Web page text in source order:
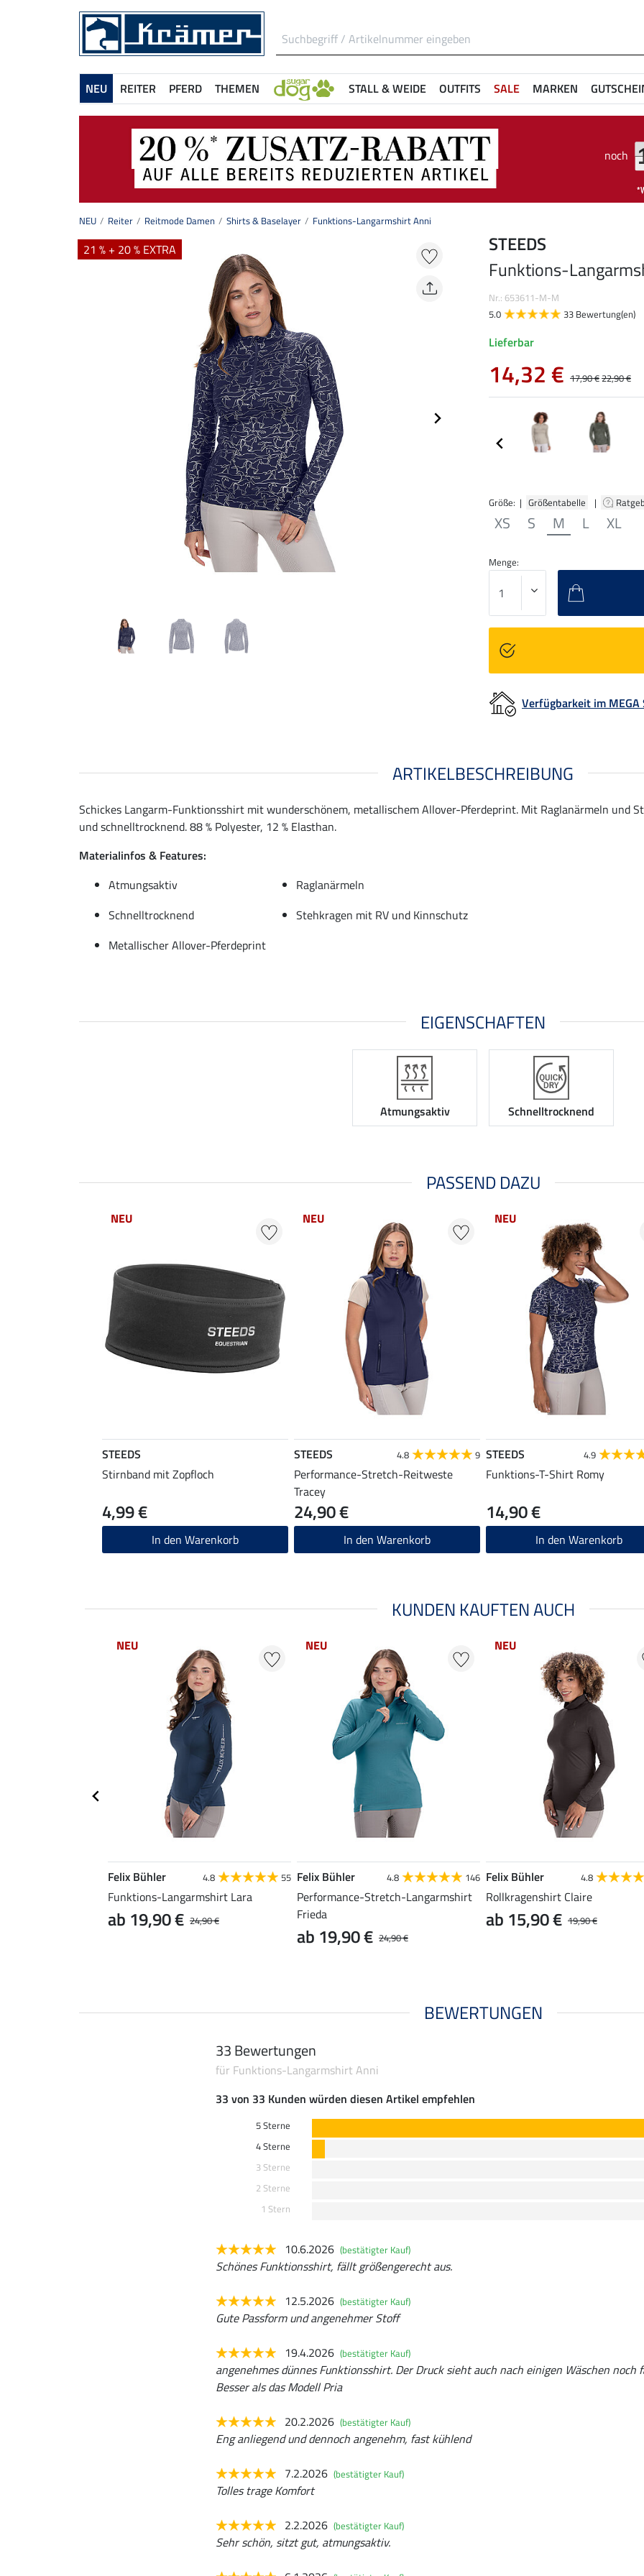
NEU REITER PFERD THEMEN STALL & WEIDE OUTFITS SALE MARKEN
noch
NEU Reiter Reitmode Damen Shirts & Baselayer Funktions-Langarmshirt Anni
21 % + 20 % EXTRA
Größe: | Größentabelle |
XS S M L XL
STEEDS
Funktions-
Nr.: 653611-M-M
5.0
33 Bewertung(en)
Lieferbar
14,32 € 17,90 €22,90 €
Menge:
Verfügbarkeit im MEGA
ARTIKELBESCHREIBUNG
Schickes Langarm-Funktionsshirt mit wunderschönem, metallischem Allover-Pferdeprint. Mit Raglanärmeln und
und schnelltrocknend. 88 % Polyester, 12 % Elasthan.
Materialinfos & Features:
Atmungsaktiv
Raglanärmeln
Schnelltrocknend
Stehkragen mit RV und Kinnschutz
Metallischer Allover-Pferdeprint
EIGENSCHAFTEN
Atmungsaktiv Schnelltrocknend
PASSEND DAZU
NEU
STEEDS
Stirnband mit Zopfloch
4,99 €
In den Warenkorb
NEU
STEEDS 4.8 9
Performance-Stretch-Reitweste
Tracey
24,90 €
In den Warenkorb
NEU
STEEDS 4.9
Funktions-T-Shirt Romy
14,90 €
In den Warenkorb
KUNDEN KAUFTEN AUCH
NEU
Felix Bühler 4.8 55
Funktions-Langarmshirt Lara
24,90 €
ab 19,90 €
NEU
Felix Bühler 4.8 146
Performance-Stretch-Langarmshirt
Frieda
24,90 €
ab 19,90 €
NEU
Felix Bühler 4.8
Rollkragenshirt Claire
19,90 €
ab 15,90 €
BEWERTUNGEN
33 Bewertungen
für Funktions-Langarmshirt Anni
33 von 33 Kunden würden diesen Artikel empfehlen
5 Sterne
4 Sterne
3 Sterne
2 Sterne
1 Stern
10.6.2026 (bestätigter Kauf)
Schönes Funktionsshirt, fällt größengerecht aus.
12.5.2026 (bestätigter Kauf)
Gute Passform und angenehmer Stoff
19.4.2026 (bestätigter Kauf)
angenehmes dünnes Funktionsshirt. Der Druck sieht auch nach einigen Wäschen noch
Besser als das Modell Pria
20.2.2026 (bestätigter Kauf)
Eng anliegend und dennoch angenehm, fast kühlend
7.2.2026 (bestätigter Kauf)
Tolles trage Komfort
2.2.2026 (bestätigter Kauf)
Sehr schön, sitzt gut, atmungsaktiv.